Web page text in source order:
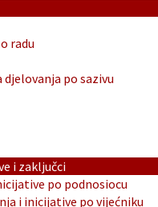
radu
po sazivu
i zaključci
po podnosiocu
i inicijative po vijećniku